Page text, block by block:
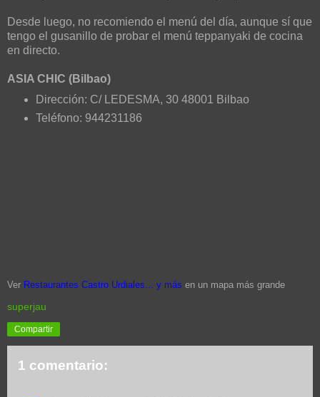
Desde luego, no recomiendo el menú del día, aunque sí que
tengo el gusanillo de probar el menú teppanyaki de cocina
en directo.
ASIA CHIC (Bilbao)
Dirección: C/ LEDESMA, 30 48001 Bilbao
Teléfono: 944231186
Ver Restaurantes Castro Urdiales... y más en un mapa más grande
superjau
Compartir
1 comentario: